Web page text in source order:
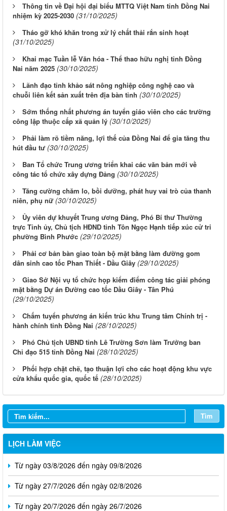
Thông tin về Đại hội đại biểu MTTQ Việt Nam tỉnh Đồng Nai
nhiệm kỳ 2025-2030 (31/10/2025)
Tháo gỡ khó khăn trong xử lý chất thải rắn sinh hoạt
(31/10/2025)
Khai mạc Tuần lễ Văn hóa - Thể thao hữu nghị tỉnh Đồng
Nai năm 2025 (30/10/2025)
Lãnh đạo tỉnh khảo sát nông nghiệp công nghệ cao và
chuỗi liên kết sản xuất trên địa bàn tỉnh (30/10/2025)
Sớm thống nhất phương án tuyển giáo viên cho các trường
công lập thuộc cấp xã quản lý (30/10/2025)
Phải làm rõ tiềm năng, lợi thế của Đồng Nai để gia tăng thu
hút đầu tư (30/10/2025)
Ban Tổ chức Trung ương triển khai các văn bản mới về
công tác tổ chức xây dựng Đảng (30/10/2025)
Tăng cường chăm lo, bồi dưỡng, phát huy vai trò của thanh
niên, phụ nữ (30/10/2025)
Ủy viên dự khuyết Trung ương Đảng, Phó Bí thư Thường
trực Tỉnh ủy, Chủ tịch HĐND tỉnh Tôn Ngọc Hạnh tiếp xúc cử tri
phường Bình Phước (29/10/2025)
Phải cơ bản bàn giao toàn bộ mặt bằng làm đường gom
dân sinh cao tốc Phan Thiết - Dầu Giây (29/10/2025)
Giao Sở Nội vụ tổ chức họp kiểm điểm công tác giải phóng
mặt bằng Dự án Đường cao tốc Dầu Giây - Tân Phú
(29/10/2025)
Chấm tuyển phương án kiến trúc khu Trung tâm Chính trị -
hành chính tỉnh Đồng Nai (28/10/2025)
Phó Chủ tịch UBND tỉnh Lê Trường Sơn làm Trưởng ban
Chỉ đạo 515 tỉnh Đồng Nai (28/10/2025)
Phối hợp chặt chẽ, tạo thuận lợi cho các hoạt động khu vực
cửa khẩu quốc gia, quốc tế (28/10/2025)
Tìm
LỊCH LÀM VIỆC
Từ ngày 03/8/2026 đến ngày 09/8/2026
Từ ngày 27/7/2026 đến ngày 02/8/2026
Từ ngày 20/7/2026 đến ngày 26/7/2026